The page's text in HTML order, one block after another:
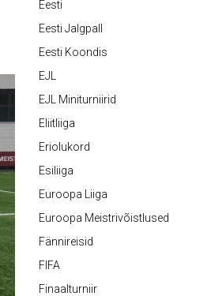
Eesti
Eesti Jalgpall
Eesti Koondis
EJL
EJL Miniturniirid
Eliitliiga
Eriolukord
Esiliiga
Euroopa Liiga
Euroopa Meistrivõistlused
Fännireisid
FIFA
Finaalturniir